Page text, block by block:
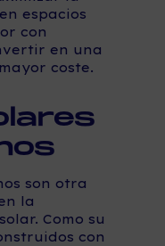
espacios
con
en una
coste.
son otra
la
Como su
con